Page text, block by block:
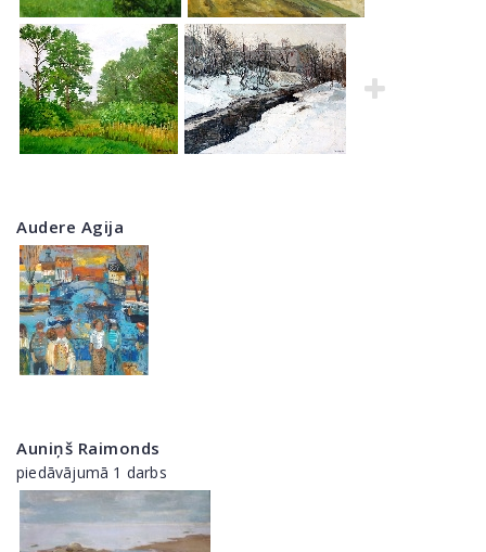
Audere Agija
Auniņš Raimonds
piedāvājumā 1 darbs